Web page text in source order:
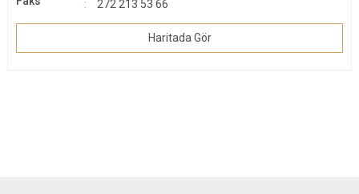
272 213 53 66
Haritada Gör